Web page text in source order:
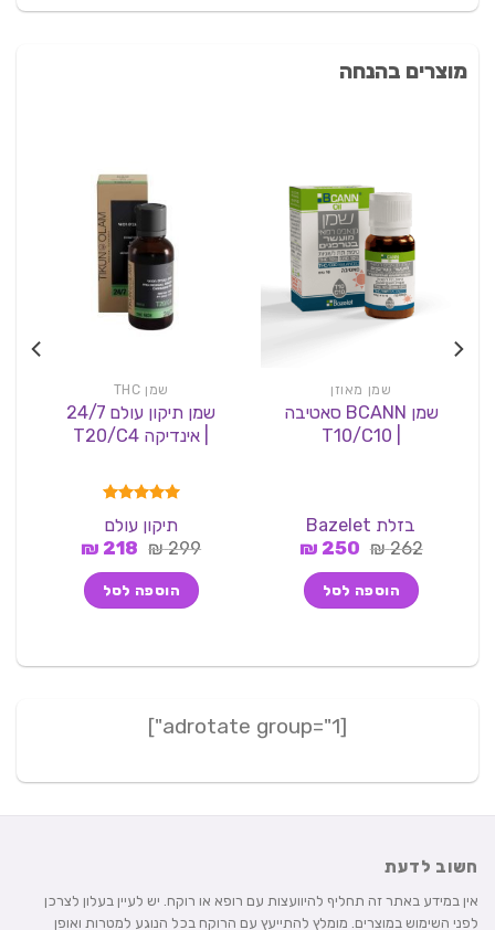
מוצרים בהנחה
שמן מאוזן
שמן BCANN סאטיבה
בזלת Bazelet
262
₪ המחיר
262 ₪.
250
₪המחיר
הוא:
250 ₪.
הוספה לסל
שמן THC
שמן תיקון עולם 24/7
| אינדיקה T20/C4
מתוך 5
תיקון עולם
299
₪ המחיר
299 ₪.
218
₪המחיר
הוא:
218 ₪.
הוספה לסל
חשוב לדעת
אין במידע באתר זה תחליף להיוועצות עם רופא או רוקח. יש לעיין בעלון לצרכן
לפני השימוש במוצרים. מומלץ להתייעץ עם הרוקח בכל הנוגע למטרות ואופן